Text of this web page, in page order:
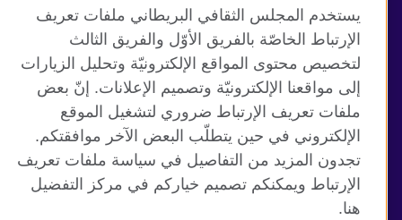
YouTube RSS
TikTok
موقع المجلس الثقافي البريطاني العالمي
الخصوصية وشروط الاستخدام
ملفات تعريف الإرتباط
خارطة الموقع
يستخدم المجلس الثقافي البريطاني ملفات تعريف
الإرتباط الخاصّة بالفريق الأوّل والفريق الثالث
لتخصيص محتوى المواقع الإلكترونيّة وتحليل الزيارات
إلى مواقعنا الإلكترونيّة وتصميم الإعلانات. إنّ بعض
ملفات تعريف الإرتباط ضروري لتشغيل الموقع
الإلكتروني في حين يتطلّب البعض الآخر موافقتكم.
تجدون المزيد من التفاصيل في سياسة ملفات تعريف
الإرتباط ويمكنكم تصميم خياركم في مركز التفضيل
هنا.